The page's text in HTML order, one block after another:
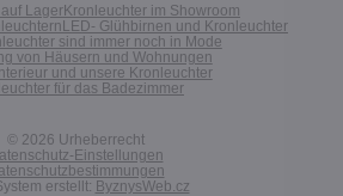
LagerKronleuchter im Showroom
LED- Glühbirnen und Kronleuchter
sind immer noch in Mode
von Häusern und Wohnungen
und unsere Kronleuchter
für das Badezimmer
© 2026 Urheberrecht
Einstellungen
erstellt: ByznysWeb.cz